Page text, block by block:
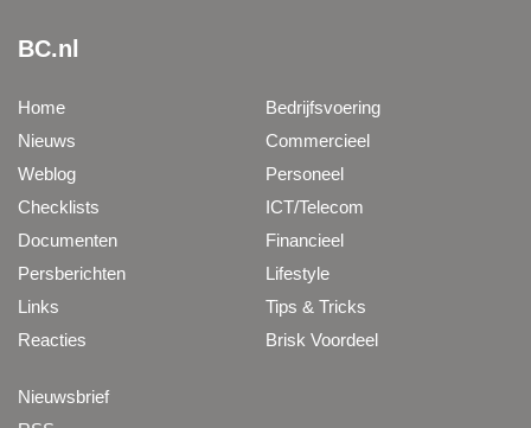
BC.nl
Home
Nieuws
Weblog
Checklists
Documenten
Persberichten
Links
Reacties
Bedrijfsvoering
Commercieel
Personeel
ICT/Telecom
Financieel
Lifestyle
Tips & Tricks
Brisk Voordeel
Nieuwsbrief